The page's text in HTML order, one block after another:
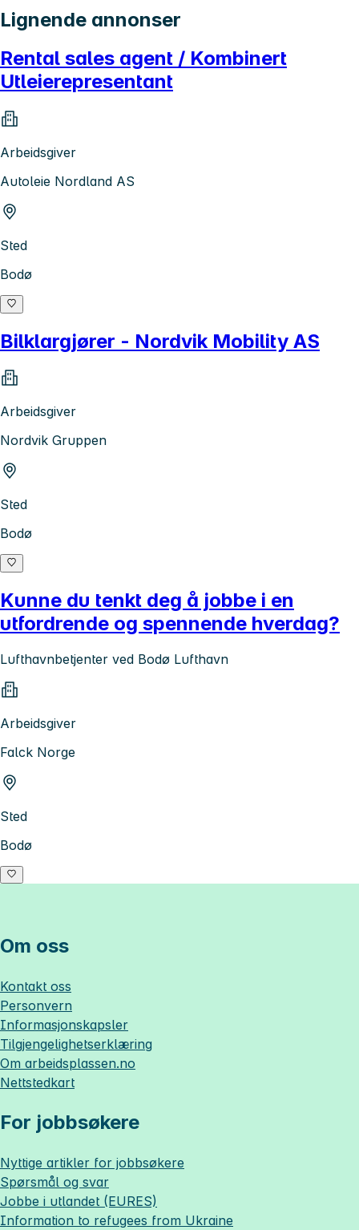
Lignende annonser
Rental sales agent / Kombinert
Utleierepresentant
Arbeidsgiver
Autoleie Nordland AS
Sted
Bodø
Bilklargjører - Nordvik Mobility AS
Arbeidsgiver
Nordvik Gruppen
Sted
Bodø
Kunne du tenkt deg å jobbe i en
utfordrende og spennende hverdag?
Lufthavnbetjenter ved Bodø Lufthavn
Arbeidsgiver
Falck Norge
Sted
Bodø
Om oss
Kontakt oss
Personvern
Informasjonskapsler
Tilgjengelighetserklæring
Om arbeidsplassen.no
Nettstedkart
For jobbsøkere
Nyttige artikler for jobbsøkere
Spørsmål og svar
Jobbe i utlandet (EURES)
Information to refugees from Ukraine